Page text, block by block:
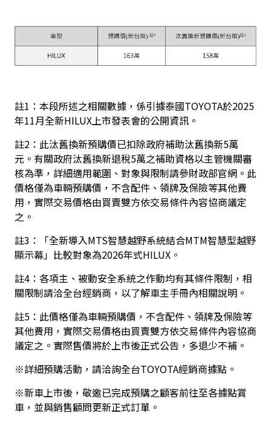
註1：本段所述之相關數據，係引據泰國TOYOTA於2025
年11月全新HILUX上市發表會的公開資訊。
註2：此汰舊換新預購價已扣除政府補助汰舊換新5萬
元。有關政府汰舊換新退稅5萬之補助資格以主管機關審
核為準，詳細適用範圍、對象與限制請參財政部官網。此
價格僅為車輛預購價，不含配件、領牌及保險等其他費
用，實際交易價格由買賣雙方依交易條件內容協商議定
之。
註3：「全新導入MTS智慧越野系統結合MTM智慧型越野
顯示幕」比較對象為2026年式HILUX。
註4：各項主、被動安全系統之作動均有其條件限制，相
關限制請洽全台經銷商，以了解車主手冊內相關說明。
註5：此價格僅為車輛預購價，不含配件、領牌及保險等
其他費用，實際交易價格由買賣雙方依交易條件內容協商
議定之。實際售價將於上市後正式公告，多退少不補。
※詳細預購活動，請洽詢全台TOYOTA經銷商據點。
※新車上市後，敬邀已完成預購之顧客前往至各據點賞
車，並與銷售顧問更新正式訂單。